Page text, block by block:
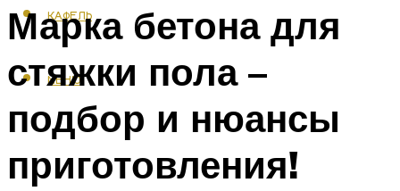
КАФЕЛЬ
МЕНЮ
Марка бетона для
стяжки пола –
подбор и нюансы
приготовления!